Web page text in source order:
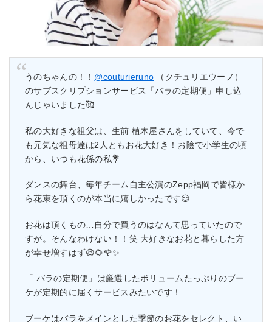
うのちゃんの！！ @couturieruno （クチュリエウーノ）
のサブスクリプションサービス「バラの定期便」申し込
んじゃいました🥰
私の大好きな祖父は、生前 植木屋さんをしていて、今で
も元気な祖母達は2人ともお花大好き！お陰で小学生の頃
から、いつも花係の私💐
ダンスの舞台、毎年チーム自主公演のZepp福岡で皆様か
ら花束を頂くのが本当に嬉しかったです😌
お花は頂くもの…自分で買うのはなんて思っていたので
すが。そんなわけない！！笑 大好きなお花と暮らした方
が幸せ増すはず😆🌻🌹✨
「 バラの定期便」は厳選したボリュームたっぷりのブー
ケが定期的に届くサービスみたいです！
ブーケはバラをメインとした季節のお花をセレクト、い